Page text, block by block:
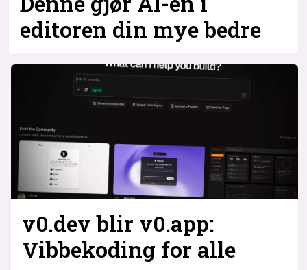
editoren din mye bedre
v0.dev blir v0.app:
Vibbekoding for alle